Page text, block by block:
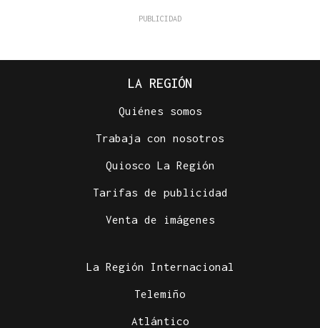
LA REGIÓN
Quiénes somos
Trabaja con nosotros
Quiosco La Región
Tarifas de publicidad
Venta de imágenes
La Región Internacional
Telemiño
Atlántico